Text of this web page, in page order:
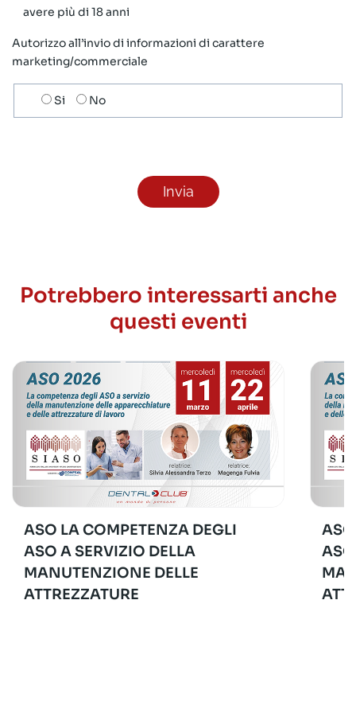
avere più di 18 anni
Autorizzo all’invio di informazioni di carattere
marketing/commerciale
Scelta
invio
Si No
Potrebbero interessarti anche
questi eventi
ASO LA COMPETENZA DEGLI
ASO A SERVIZIO DELLA
MANUTENZIONE DELLE
ATTREZZATURE